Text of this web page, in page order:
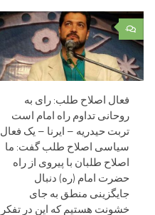
۰
فعال اصلاح طلب: رای به
روحانی تداوم راه امام است
تربت حیدریه – ایرنا – یک فعال
سیاسی اصلاح طلب گفت: ما
اصلاح طلبان با پیروی از راه
حضرت امام (ره) دنبال
جایگزینی منطق به جای
خشونت هستیم که این در تفکر